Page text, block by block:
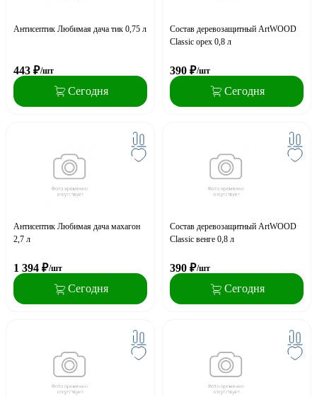
Антисептик Любимая дача тик 0,75 л
443 ₽/шт
Сегодня
Состав деревозащитный ArtWOOD
Classic орех 0,8 л
390 ₽/шт
Сегодня
Антисептик Любимая дача махагон
2,7 л
1 394 ₽/шт
Сегодня
Состав деревозащитный ArtWOOD
Classic венге 0,8 л
390 ₽/шт
Сегодня